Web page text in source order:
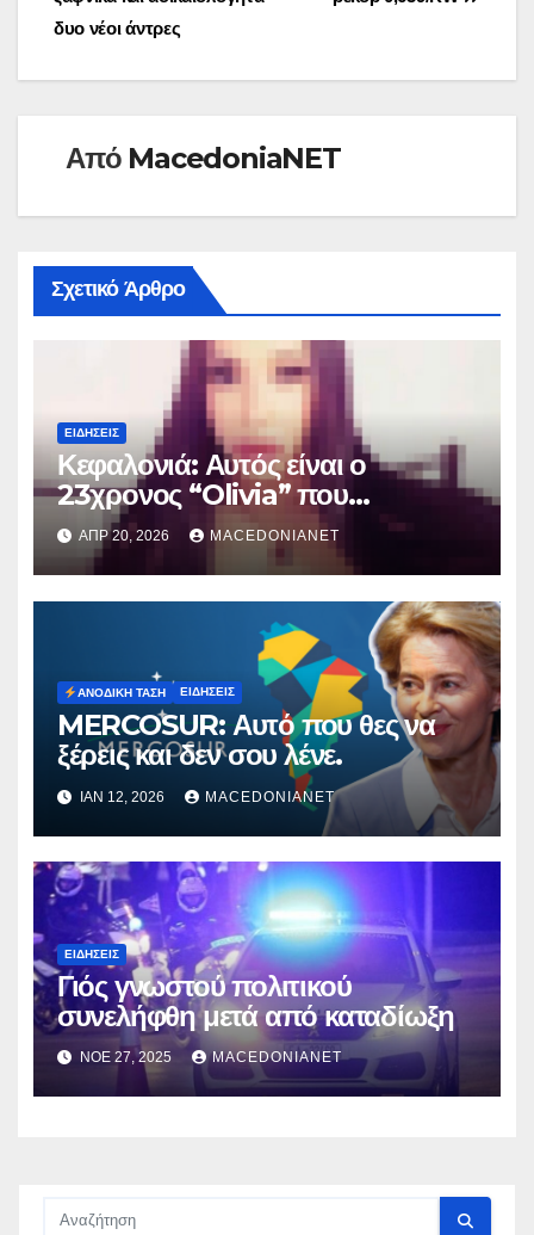
άρθρων
δυο νέοι άντρες
Από MacedoniaNET
Σχετικό Άρθρο
ΕΙΔΉΣΕΙΣ
Κεφαλονιά: Αυτός είναι ο
23χρονος “Olivia” που
κατηγορείται για τον θάνατο της
Μυρτούς
ΑΠΡ 20, 2026 MACEDONIANET
ΑΝΟΔΙΚΉ ΤΆΣΗ ΕΙΔΉΣΕΙΣ
MERCOSUR: Αυτό που θες να
ξέρεις και δεν σου λένε.
ΙΑΝ 12, 2026 MACEDONIANET
ΕΙΔΉΣΕΙΣ
Γιός γνωστού πολιτικού
συνελήφθη μετά από καταδίωξη
ΝΟΈ 27, 2025 MACEDONIANET